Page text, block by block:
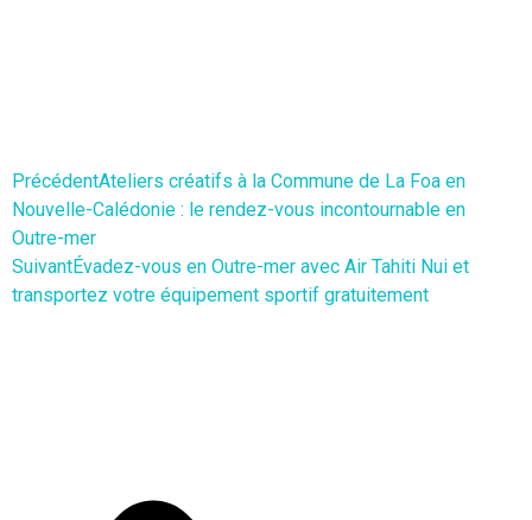
PrécédentAteliers créatifs à la Commune de La Foa en
Nouvelle-Calédonie : le rendez-vous incontournable en
Outre-mer
SuivantÉvadez-vous en Outre-mer avec Air Tahiti Nui et
transportez votre équipement sportif gratuitement